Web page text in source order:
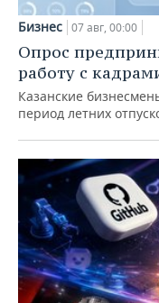
Бизнес 07 авг, 00:00
Опрос
работу с
Казанские
период летних